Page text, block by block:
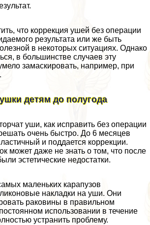
что коррекция ушей без операции
результата или же быть
в некоторых ситуациях. Однако
в большинстве случаев эту
замаскировать, например, при
детям до полугода
уши, как исправить без операции
очень быстро. До 6 месяцев
и поддается коррекции.
может даже не знать о том, что после
эстетические недостатки.
маленьких карапузов
накладки на уши. Они
paковины в правильном
использовании в течение
устранить проблему.